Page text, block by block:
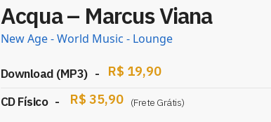
Acqua – Marcus Viana
New Age - World Music - Lounge
avaliar
Download (MP3) - R$ 19,90
CD Físico - R$ 35,90 (Frete Grátis)